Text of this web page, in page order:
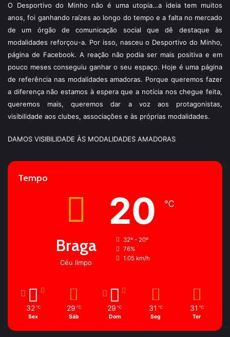
O Desportivo do Minho não é uma utopia…a ideia tem muitos
anos, foi ganhando raízes ao longo do tempo e a falta no mercado
de um órgão de comunicação social que dê destaque às
modalidades reforçou-a. Por isso, nasceu o Desportivo do Minho,
página de Facebook. A reação não podia ser mais positiva e em
pouco meses conseguiu ganhar o seu espaço. Hoje é uma página
de referência nas modalidades amadoras. Porque queremos fazer
a diferença não estamos à espera que a notícia nos chegue feita,
queremos mais, queremos dar a voz aos protagonistas,
visibilidade aos clubes, associações e às próprias modalidades.
DAMOS VISIBILIDADE ÀS MODALIDADES AMADORAS
Tempo
Braga
Céu limpo
20 ℃
32º - 20º
76%
1.05 km/h
32 ℃
Sex
29 ℃
Sáb
29 ℃
Dom
31 ℃
Seg
31 ℃
Ter